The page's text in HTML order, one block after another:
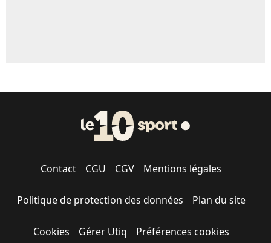
Contact CGU CGV Mentions légales
Politique de protection des données Plan du site
Cookies Gérer Utiq Préférences cookies